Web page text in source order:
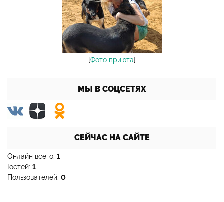
[Фото приюта]
МЫ В СОЦСЕТЯХ
СЕЙЧАС НА САЙТЕ
Онлайн всего: 1
Гостей: 1
Пользователей: 0